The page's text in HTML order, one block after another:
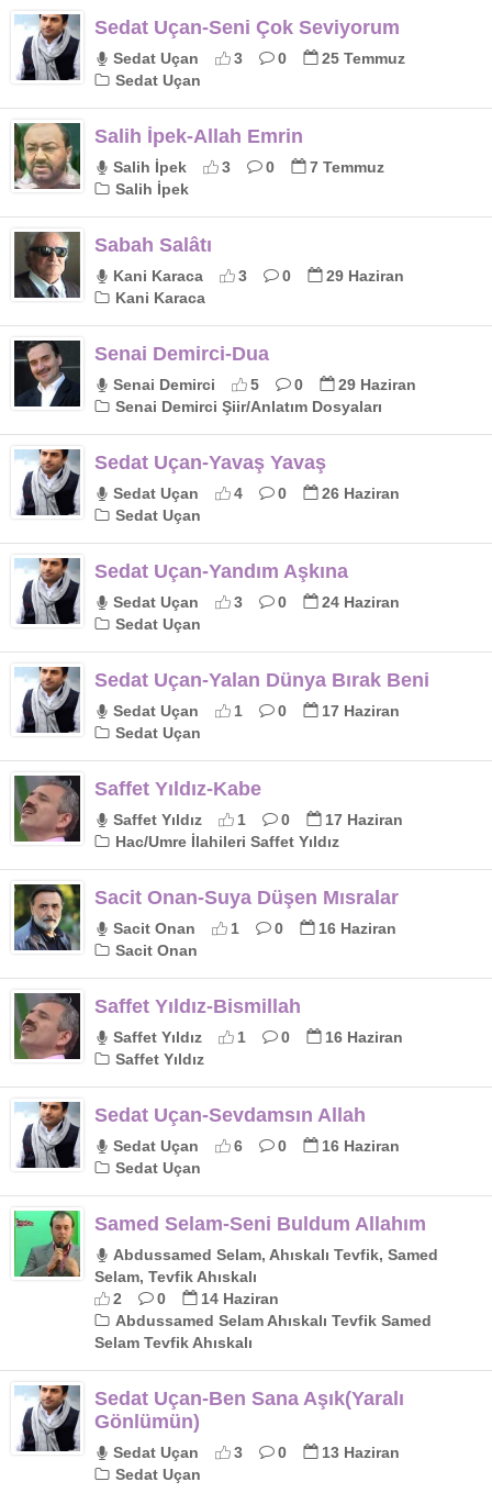
Sedat Uçan-Seni Çok Seviyorum
Sedat Uçan 3 0
25 Temmuz
Sedat Uçan
Salih İpek-Allah Emrin
Salih İpek 3 0
7 Temmuz
Salih İpek
Sabah Salâtı
Kani Karaca 3 0
29 Haziran
Kani Karaca
Senai Demirci-Dua
Senai Demirci 5 0
29 Haziran
Senai Demirci Şiir/Anlatım Dosyaları
Sedat Uçan-Yavaş Yavaş
Sedat Uçan 4 0
26 Haziran
Sedat Uçan
Sedat Uçan-Yandım Aşkına
Sedat Uçan 3 0
24 Haziran
Sedat Uçan
Sedat Uçan-Yalan Dünya Bırak Beni
Sedat Uçan 1 0
17 Haziran
Sedat Uçan
Saffet Yıldız-Kabe
Saffet Yıldız 1 0
17 Haziran
Hac/Umre İlahileri Saffet Yıldız
Sacit Onan-Suya Düşen Mısralar
Sacit Onan 1 0
16 Haziran
Sacit Onan
Saffet Yıldız-Bismillah
Saffet Yıldız 1 0
16 Haziran
Saffet Yıldız
Sedat Uçan-Sevdamsın Allah
Sedat Uçan 6 0
16 Haziran
Sedat Uçan
Samed Selam-Seni Buldum Allahım
Abdussamed Selam, Ahıskalı Tevfik, Samed
Selam, Tevfik Ahıskalı
2
0
14 Haziran
Abdussamed Selam Ahıskalı Tevfik Samed
Selam Tevfik Ahıskalı
Sedat Uçan-Ben Sana Aşık(Yaralı
Gönlümün)
Sedat Uçan 3 0
13 Haziran
Sedat Uçan